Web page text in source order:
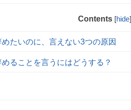
Contents [hide]
たいのに、言えない3つの原因
ることを言うにはどうする？